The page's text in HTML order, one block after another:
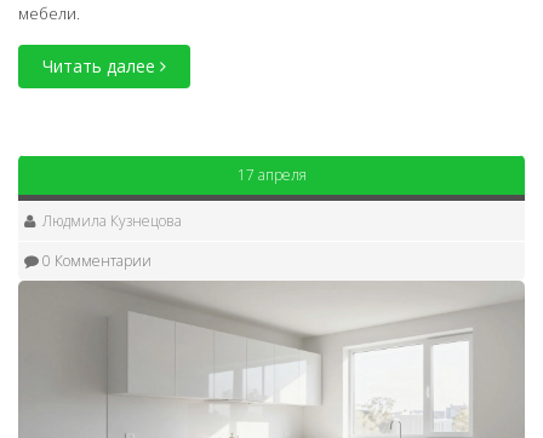
мебели.
Читать далее
17 апреля
Людмила Кузнецова
0 Комментарии